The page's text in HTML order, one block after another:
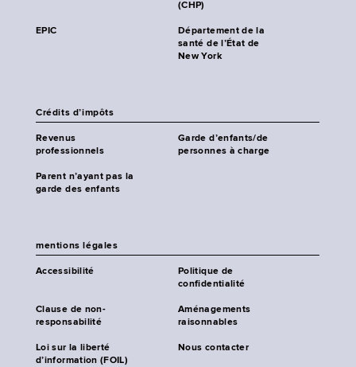
(CHP)
EPIC
Département de la
santé de l’État de
New York
Crédits d’impôts
Revenus
professionnels
Garde d’enfants/de
personnes à charge
Parent n’ayant pas la
garde des enfants
mentions légales
Accessibilité
Politique de
confidentialité
Clause de non-
responsabilité
Aménagements
raisonnables
Loi sur la liberté
d’information (FOIL)
Nous contacter